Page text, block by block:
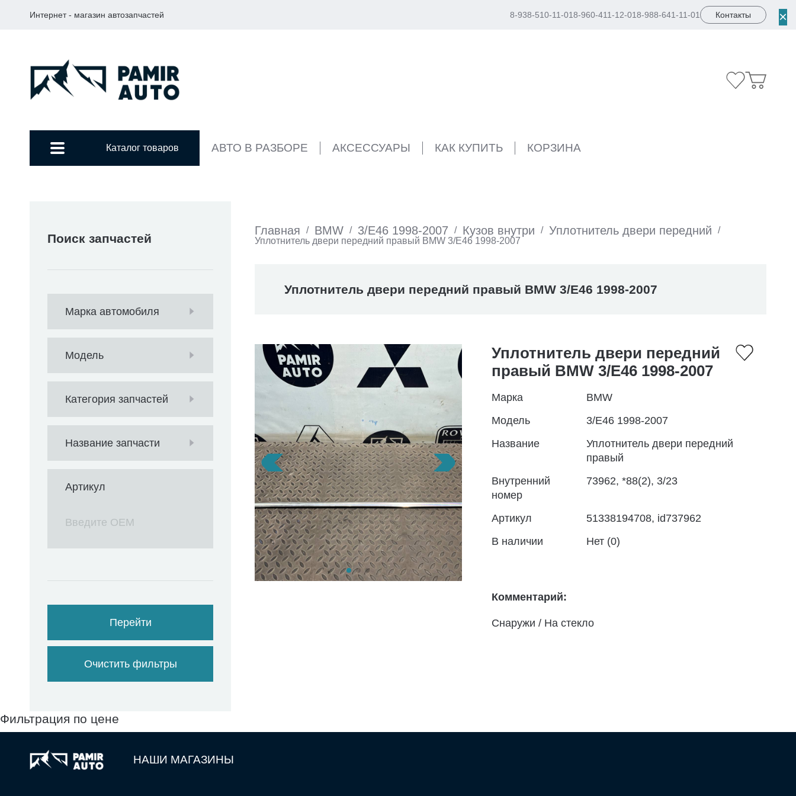
Интернет - магазин автозапчастей 8-938-510-11-018-960-411-12-018-988-641-11-01 Контакты
Каталог товаров АВТО В РАЗБОРЕ АКСЕССУАРЫ КАК КУПИТЬ КОРЗИНА
×
Поиск запчастей
Марка автомобиля
Модель
Категория запчастей
Название запчасти
Артикул
Перейти
Очистить фильтры
Главная / BMW / 3/E46 1998-2007 / Кузов внутри / Уплотнитель двери передний
/
Уплотнитель двери передний правый BMW 3/E46 1998-2007
Уплотнитель двери передний правый BMW 3/E46 1998-2007
Уплотнитель двери передний
правый BMW 3/E46 1998-2007
Марка
BMW
Модель
3/E46 1998-2007
Название
Уплотнитель двери передний
правый
Внутренний
номер
73962, *88(2), 3/23
Артикул
51338194708, id737962
В наличии
Нет (0)
Комментарий:
Снаружи / На стекло
Фильтрация по цене
НАШИ МАГАЗИНЫ